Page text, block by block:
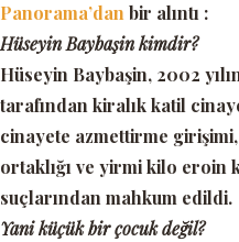
Panorama’danbir alıntı :
Hüseyin Baybaşin kimdir?
Hüseyin Baybaşin, 2002
tarafından kiralık katil
cinayete azmettirme
ortaklığı ve yirmi kilo eroin
suçlarından mahkum edildi.
Yani küçük bir çocuk değil?